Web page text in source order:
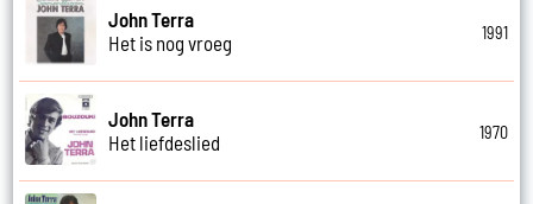
John Terra
Het is nog vroeg
1991
John Terra
Het liefdeslied
1970